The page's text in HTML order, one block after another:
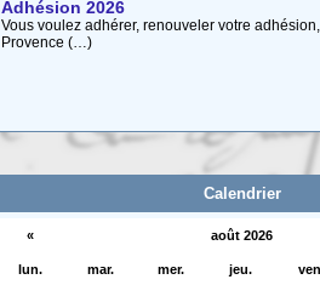
Vous voulez adhérer, renouveler votre
Provence (…)
La carte interactive ci-dessous permet de situer
Calendrier
« août 2026
lun. mar. mer. jeu.